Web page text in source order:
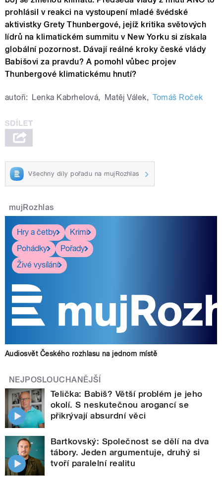
prohlásil v reakci na vystoupení mladé švédské
aktivistky Grety Thunbergové, jejíž kritika světových
lídrů na klimatickém summitu v New Yorku si získala
globální pozornost. Dávají reálné kroky české vlády
Babišovi za pravdu? A pomohl vůbec projev
Thunbergové klimatickému hnutí?
autoři: Lenka Kabrhelová, Matěj Válek, Tomáš Roček
Všechny díly pořadu na mujRozhlas
mujRozhlas
Hry a četby
Krimi
Pohádky
Pořady
Živé vysílání
Audiosvět Českého rozhlasu na jednom místě
NEJPOSLOUCHANĚJŠÍ
Telička: Babiš? Větší problém je jeho
okolí. S neskutečnou arogancí se
přikrývají absurdní věci
Bartkovský: Společnost se dělí na dva
tábory. Jeden argumentuje, druhý si
tvoří paralelní realitu